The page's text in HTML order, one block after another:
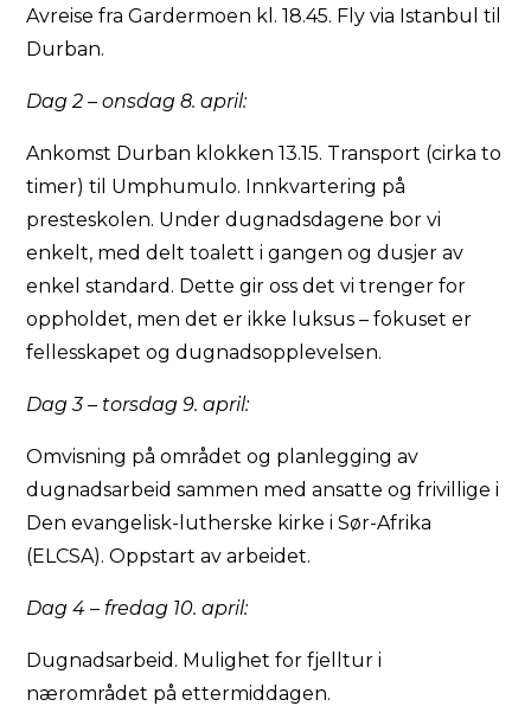
Avreise fra Gardermoen kl. 18.45. Fly via Istanbul til
Durban.
Dag 2 – onsdag 8. april:
Ankomst Durban klokken 13.15. Transport (cirka to
timer) til Umphumulo. Innkvartering på
presteskolen. Under dugnadsdagene bor vi
enkelt, med delt toalett i gangen og dusjer av
enkel standard. Dette gir oss det vi trenger for
oppholdet, men det er ikke luksus – fokuset er
fellesskapet og dugnadsopplevelsen.
Dag 3 – torsdag 9. april:
Omvisning på området og planlegging av
dugnadsarbeid sammen med ansatte og frivillige i
Den evangelisk-lutherske kirke i Sør-Afrika
(ELCSA). Oppstart av arbeidet.
Dag 4 – fredag 10. april:
Dugnadsarbeid. Mulighet for fjelltur i
nærområdet på ettermiddagen.